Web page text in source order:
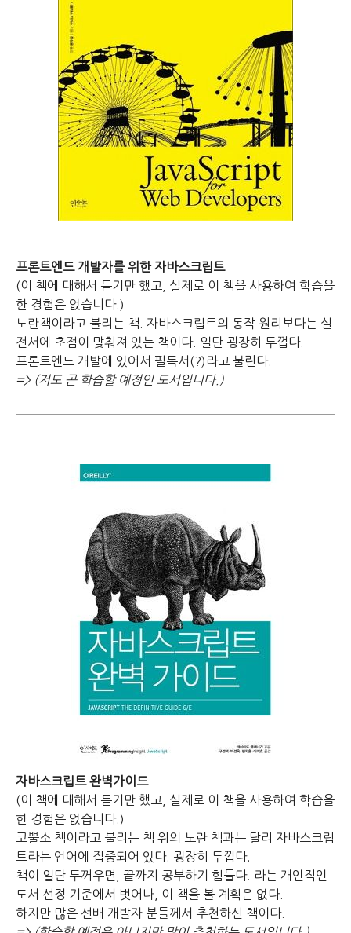
프론트엔드 개발자를 위한 자바스크립트
(이 책에 대해서 듣기만 했고, 실제로 이 책을 사용하여 학습을
한 경험은 없습니다.)
노란책이라고 불리는 책. 자바스크립트의 동작 원리보다는 실
전서에 초점이 맞춰져 있는 책이다. 일단 굉장히 두껍다.
프론트엔드 개발에 있어서 필독서(?)라고 불린다.
=> (저도 곧 학습할 예정인 도서입니다.)
자바스크립트 완벽가이드
(이 책에 대해서 듣기만 했고, 실제로 이 책을 사용하여 학습을
한 경험은 없습니다.)
코뿔소 책이라고 불리는 책 위의 노란 책과는 달리 자바스크립
트라는 언어에 집중되어 있다. 굉장히 두껍다.
책이 일단 두꺼우면, 끝까지 공부하기 힘들다. 라는 개인적인
도서 선정 기준에서 벗어나, 이 책을 볼 계획은 없다.
하지만 많은 선배 개발자 분들께서 추천하신 책이다.